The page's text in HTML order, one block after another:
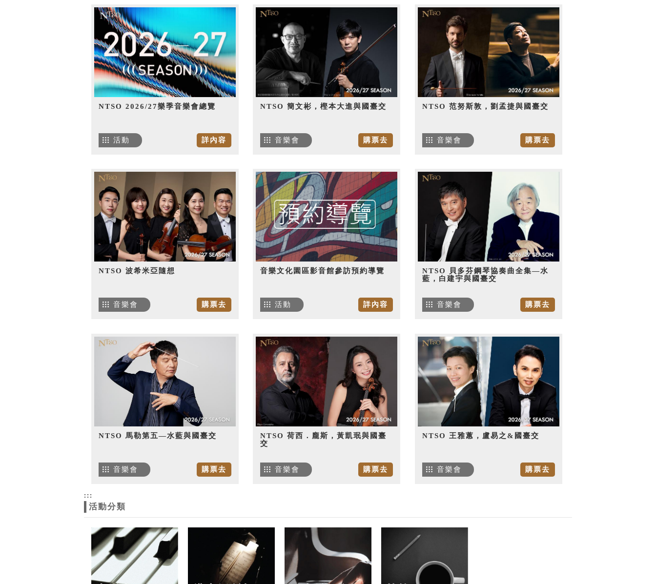
NTSO 2026/27樂季音樂會總覽
詳內容
活動
NTSO 簡文彬，樫本大進與國臺交
購票去
音樂會
NTSO 范努斯敦，劉孟捷與國臺交
購票去
音樂會
NTSO 波希米亞隨想
購票去
音樂會
音樂文化園區影音館參訪預約導覽
詳內容
活動
NTSO 貝多芬鋼琴協奏曲全集—水
藍，白建宇與國臺交
購票去
音樂會
NTSO 馬勒第五—水藍與國臺交
購票去
音樂會
NTSO 荷西．龐斯，黃凱珉與國臺
交
購票去
音樂會
NTSO 王雅蕙，盧易之&國臺交
購票去
音樂會
:::
活動分類